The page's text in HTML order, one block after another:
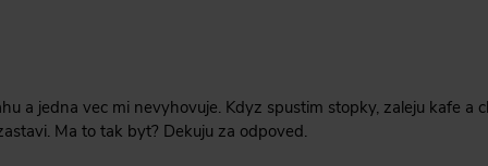
a jedna vec mi nevyhovuje. Kdyz spustim stopky, zaleju kafe
Ma to tak byt? Dekuju za odpoved.